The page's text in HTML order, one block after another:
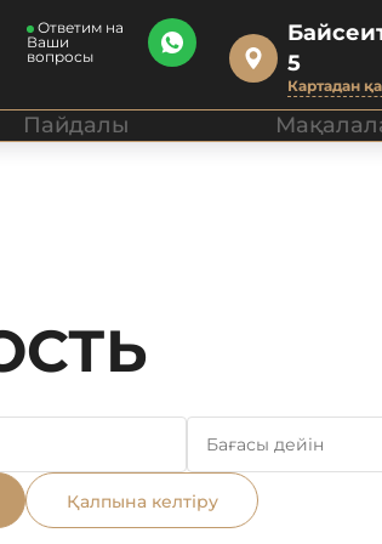
Ответим на
Ваши
вопросы
5
Картадан
Пайдалы
Қалпына келтіру